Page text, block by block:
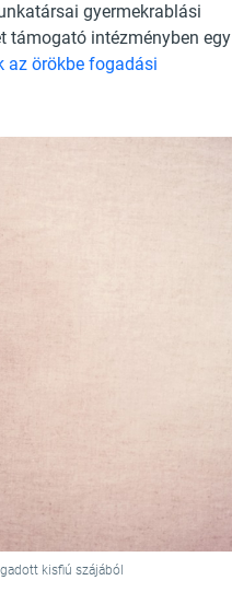
gyermekrablási
támogató intézményben egy
az örökbe fogadási
kisfiú szájából